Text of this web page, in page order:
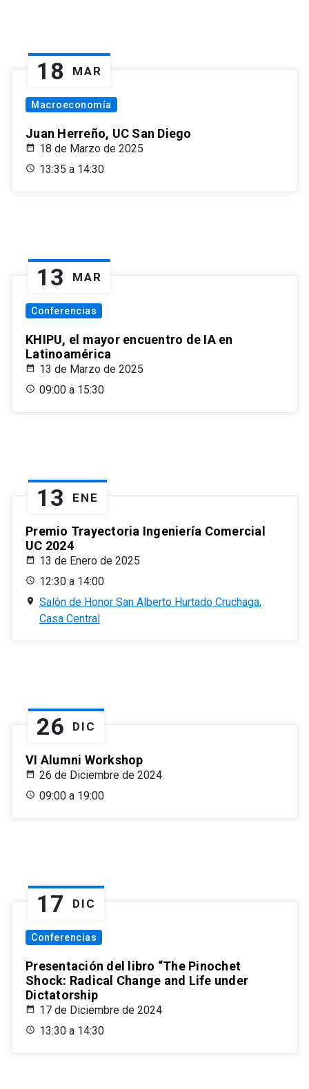
18 MAR
Macroeconomía
Juan Herreño, UC San Diego
18 de Marzo de 2025
13:35 a 14:30
13 MAR
Conferencias
KHIPU, el mayor encuentro de IA en
Latinoamérica
13 de Marzo de 2025
09:00 a 15:30
13 ENE
Premio Trayectoria Ingeniería Comercial
UC 2024
13 de Enero de 2025
12:30 a 14:00
Salón de Honor San Alberto Hurtado Cruchaga,
Casa Central
26 DIC
VI Alumni Workshop
26 de Diciembre de 2024
09:00 a 19:00
17 DIC
Conferencias
Presentación del libro “The Pinochet
Shock: Radical Change and Life under
Dictatorship
17 de Diciembre de 2024
13:30 a 14:30